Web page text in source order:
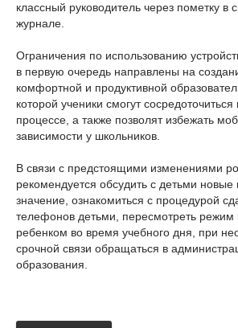
классный руководитель через пометку в
журнале.
Ограничения по использованию
в первую очередь направлены на
комфортной и продуктивной
которой ученики смогут
процессе, а также позволят избежать
зависимости у школьников.
В связи с предстоящими изменениями
рекомендуется обсудить с детьми новые
значение, ознакомиться с процедурой
телефонов детьми, пересмотреть режим
ребенком во время учебного дня, при
срочной связи обращаться в
образования.